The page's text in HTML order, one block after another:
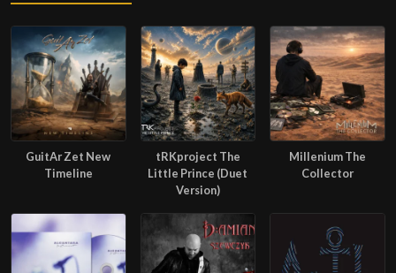
GuitAr Zet New
Timeline
tRKproject The
Little Prince (Duet
Version)
Millenium The
Collector